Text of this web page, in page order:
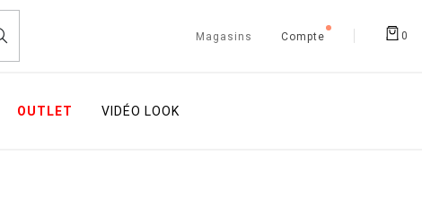
Magasins Compte 0
OUTLET VIDÉO LOOK